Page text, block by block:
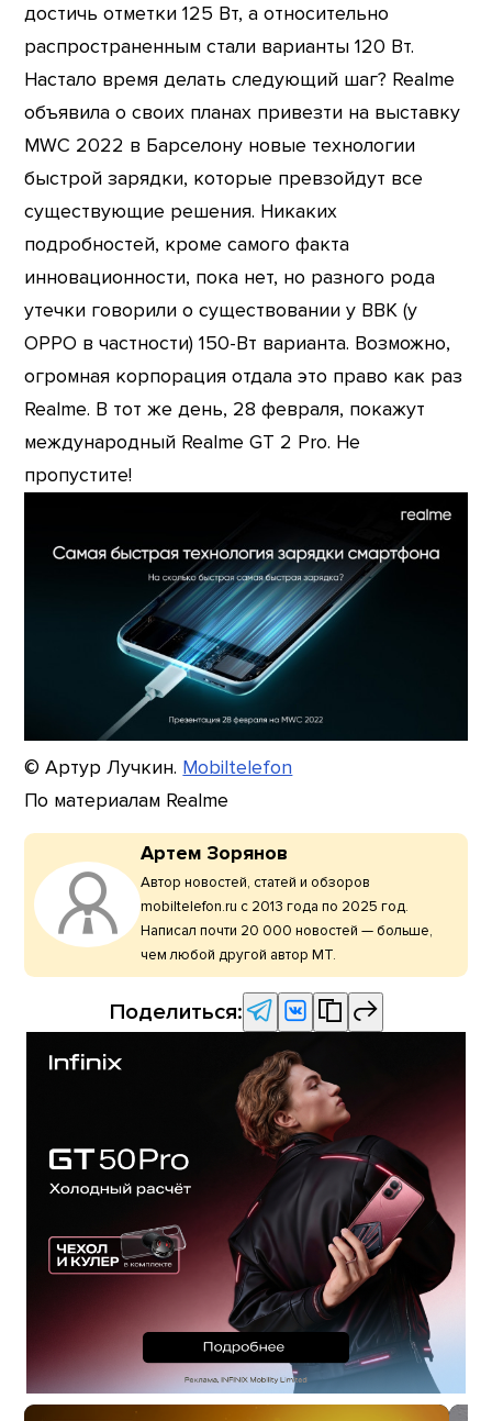
достичь отметки 125 Вт, а относительно
распространенным стали варианты 120 Вт.
Настало время делать следующий шаг? Realme
объявила о своих планах привезти на выставку
MWC 2022 в Барселону новые технологии
быстрой зарядки, которые превзойдут все
существующие решения. Никаких
подробностей, кроме самого факта
инновационности, пока нет, но разного рода
утечки говорили о существовании у BBK (у
OPPO в частности) 150-Вт варианта. Возможно,
огромная корпорация отдала это право как раз
Realme. В тот же день, 28 февраля, покажут
международный Realme GT 2 Pro. Не
пропустите!
© Артур Лучкин. Mobiltelefon
По материалам Realme
Артем Зорянов
Автор новостей, статей и обзоров
mobiltelefon.ru с 2013 года по 2025 год.
Написал почти 20 000 новостей — больше,
чем любой другой автор МТ.
Поделиться: